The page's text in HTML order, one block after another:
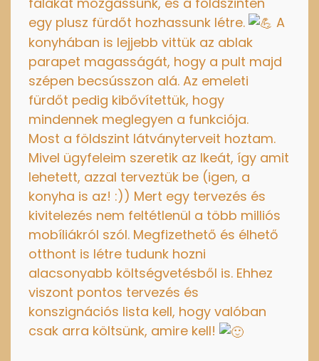
egy plusz fürdőt hozhassunk létre.
A
konyhában is lejjebb vittük az ablak
parapet magasságát, hogy a pult majd
szépen becsússzon alá. Az emeleti
fürdőt pedig kibővítettük, hogy
mindennek meglegyen a funkciója.
Most a földszint látványterveit hoztam.
Mivel ügyfeleim szeretik az Ikeát, így amit
lehetett, azzal terveztük be (igen, a
konyha is az! :)) Mert egy tervezés és
kivitelezés nem feltétlenül a több milliós
mobíliákról szól. Megfizethető és élhető
otthont is létre tudunk hozni
alacsonyabb költségvetésből is. Ehhez
viszont pontos tervezés és
konszignációs lista kell, hogy valóban
csak arra költsünk, amire kell!